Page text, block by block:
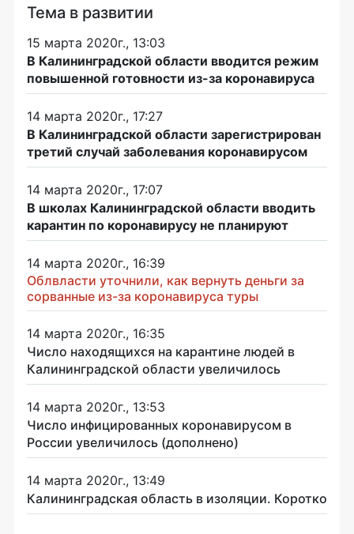
Тема в развитии
15 марта 2020г., 13:03
В Калининградской области вводится режим
повышенной готовности из-за коронавируса
14 марта 2020г., 17:27
В Калининградской области зарегистрирован
третий случай заболевания коронавирусом
14 марта 2020г., 17:07
В школах Калининградской области вводить
карантин по коронавирусу не планируют
14 марта 2020г., 16:39
Облвласти уточнили, как вернуть деньги за
сорванные из-за коронавируса туры
14 марта 2020г., 16:35
Число находящихся на карантине людей в
Калининградской области увеличилось
14 марта 2020г., 13:53
Число инфицированных коронавирусом в
России увеличилось (дополнено)
14 марта 2020г., 13:49
Калининградская область в изоляции. Коротко